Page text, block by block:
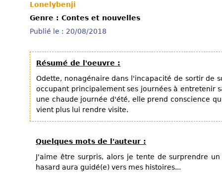
Lonelybenji
Genre : Contes et nouvelles
Publié le : 20/08/2018
Résumé de l'oeuvre :
Odette, nonagénaire dans l'incapacité de sortir de
occupant principalement ses journées à entretenir
une chaude journée d'été, elle prend conscience
vient plus lui rendre visite.
Quelques mots de l'auteur :
J'aime être surpris, alors je tente de surprendre
hasard aura guidé(e) vers mes histoires...